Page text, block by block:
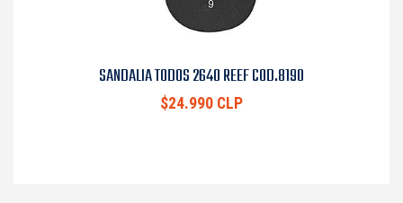
SANDALIA TODOS 2640 REEF COD.8190
$24.990 CLP